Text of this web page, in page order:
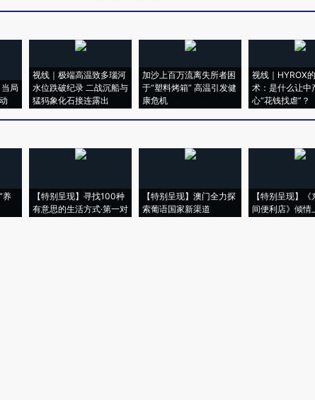
局
视线｜极端高温致多瑙河
水位跌破纪录 二战沉船与
猛犸象化石接连露出
加沙上百万流离失所者困
于“塑料烤箱” 高温引发健
康危机
视线｜HYROX
术：是什么让中
心“花钱找虐”？
养
【特别呈现】寻找100种
有意思的生活方式·第一对
【特别呈现】澳门全力探
索葡语国家新渠道
【特别呈现】《
间便利店》倾情